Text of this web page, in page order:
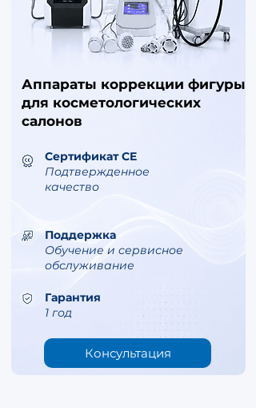
Аппараты коррекции фигуры
для косметологических
салонов
Сертификат CE
Подтвержденное
качество
Поддержка
Обучение и сервисное
обслуживание
Консультация
Гарантия
1 год